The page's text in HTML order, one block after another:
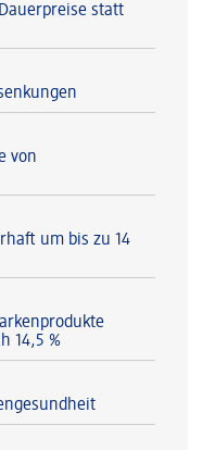
statt
von
um bis zu 14
14,5 %